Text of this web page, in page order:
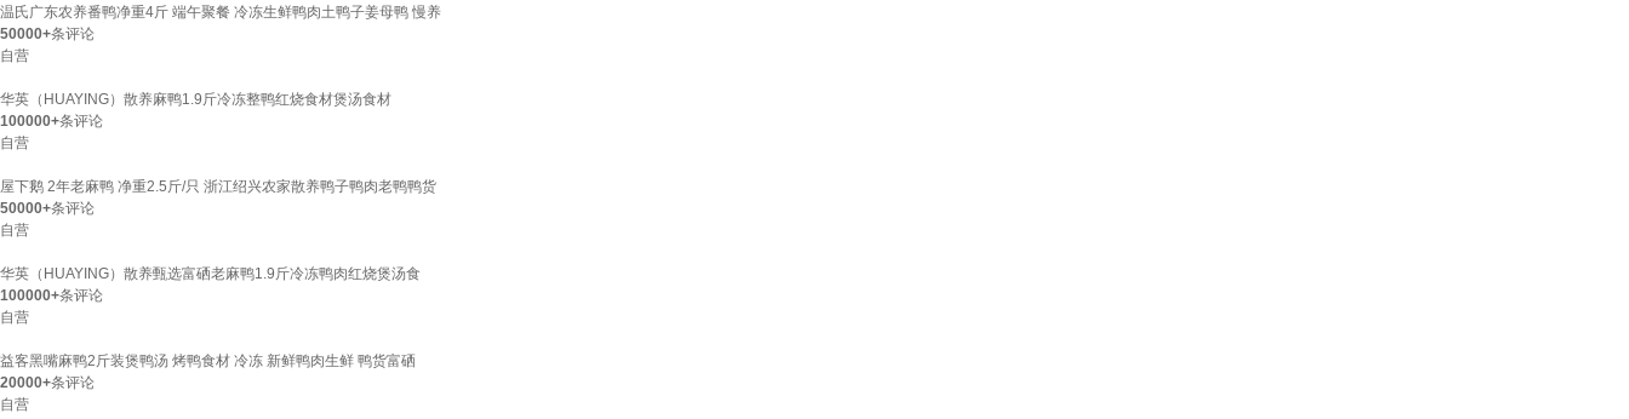
温氏广东农养番鸭净重4斤 端午聚餐 冷冻生鲜鸭肉土鸭子姜母鸭 慢养
50000+条评论
自营
华英（HUAYING）散养麻鸭1.9斤冷冻整鸭红烧食材煲汤食材
100000+条评论
自营
屋下鹅 2年老麻鸭 净重2.5斤/只 浙江绍兴农家散养鸭子鸭肉老鸭鸭货
50000+条评论
自营
华英（HUAYING）散养甄选富硒老麻鸭1.9斤冷冻鸭肉红烧煲汤食
100000+条评论
自营
益客黑嘴麻鸭2斤装煲鸭汤 烤鸭食材 冷冻 新鲜鸭肉生鲜 鸭货富硒
20000+条评论
自营